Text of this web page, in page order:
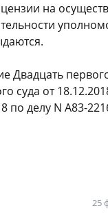
на
Двадцать
суда от
по делу N А83-
25